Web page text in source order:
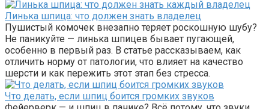
Линька шпица: что должен знать владелец
Пушистый комочек внезапно теряет роскошную шубу?
Не паникуйте — линька шпицев бывает пугающей,
особенно в первый раз. В статье рассказываем, как
отличить норму от патологии, что влияет на качество
шерсти и как пережить этот этап без стресса.
Что делать, если шпиц боится громких звуков